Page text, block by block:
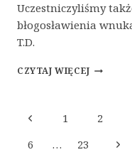
Uczestniczyliśmy
błogosławienia
T.D.
CZYTAJ WIĘCEJ
Nawigacja
Poprzednia
strona
1 2
6
… 23